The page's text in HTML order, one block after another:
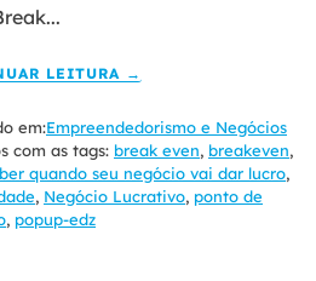
LEITURA →
em:Empreendedorismo e Negócios
com as tags: break even, breakeven,
quando seu negócio vai dar lucro,
, Negócio Lucrativo, ponto de
, popup-edz